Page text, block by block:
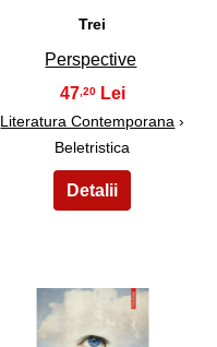
Trei
Perspective
47,20
Literatura Contemporana ›
Beletristica